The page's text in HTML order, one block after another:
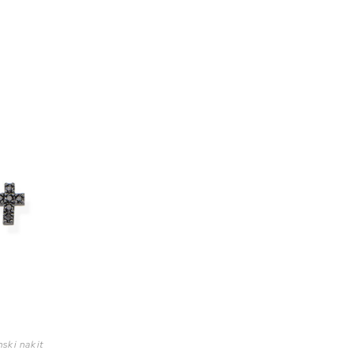
nakit